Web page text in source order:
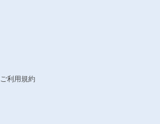
ご利用規約